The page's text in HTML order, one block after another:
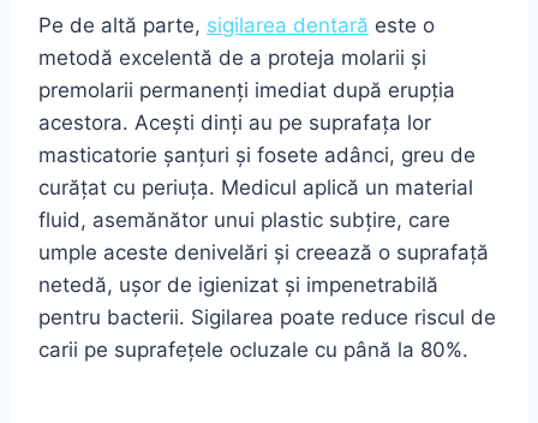
Pe de altă parte, sigilarea dentară este o
metodă excelentă de a proteja molarii și
premolarii permanenți imediat după erupția
acestora. Acești dinți au pe suprafața lor
masticatorie șanțuri și fosete adânci, greu de
curățat cu periuța. Medicul aplică un material
fluid, asemănător unui plastic subțire, care
umple aceste denivelări și creează o suprafață
netedă, ușor de igienizat și impenetrabilă
pentru bacterii. Sigilarea poate reduce riscul de
carii pe suprafețele ocluzale cu până la 80%.